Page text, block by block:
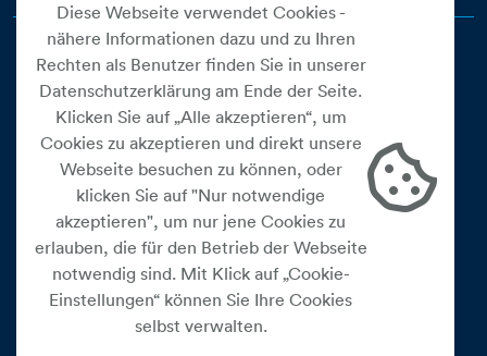
Cookie Einstellungen
Datenschutz
Impressum
Widerrufsbelehrung
Medienfreiheitsgesetz
Diese Webseite verwendet Cookies -
nähere Informationen dazu und zu Ihren
Rechten als Benutzer finden Sie in unserer
Datenschutzerklärung am Ende der Seite.
Klicken Sie auf „Alle akzeptieren“, um
Cookies zu akzeptieren und direkt unsere
Webseite besuchen zu können, oder
klicken Sie auf "Nur notwendige
akzeptieren", um nur jene Cookies zu
erlauben, die für den Betrieb der Webseite
notwendig sind. Mit Klick auf „Cookie-
Einstellungen“ können Sie Ihre Cookies
selbst verwalten.